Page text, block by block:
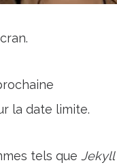
la date limite.
tels que Jekyll